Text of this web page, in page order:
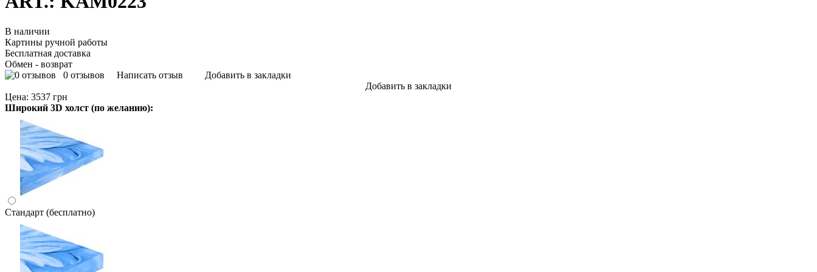
В наличии
Картины ручной работы
Бесплатная доставка
Обмен - возврат
0 отзывов
Написать отзыв
Добавить в закладки
Добавить в закладки
Цена: 3537 грн
Широкий 3D холст (по желанию):
Стандарт (бесплатно)